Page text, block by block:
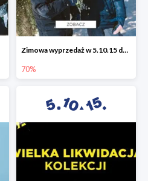
Zimowa wyprzedaż w 5.10.15 do -70%
70%